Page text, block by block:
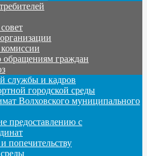
граждан
службы и кадров
городской среды
Волховского муниципального
предоставлению с
попечительству